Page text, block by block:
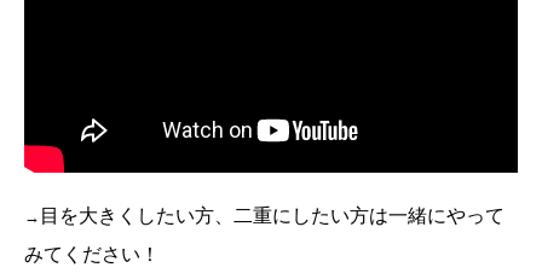
→ 目を大きくしたい方、二重にしたい方は一緒にやって
みてください！